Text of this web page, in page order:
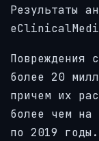
Результаты
Повреждения
более 20
причем их
более чем на
по 2019